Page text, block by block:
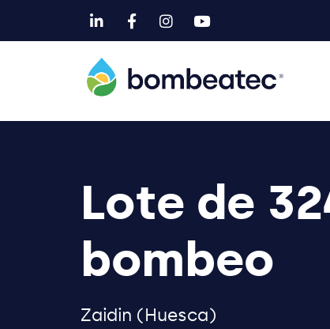
Lote de
bombeo
Zaidin (Huesca)